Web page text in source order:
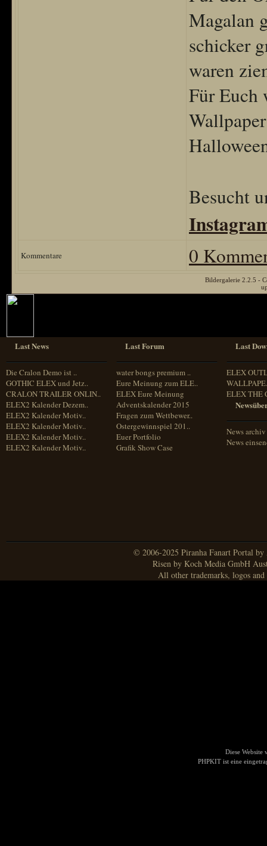
Magalan
schicker
waren
Für Euch
Besucht
Kommentare 0
Bildergalerie 2.2.5 -
Last News
Die Cralon Demo ist ..
GOTHIC ELEX und Jetz..
CRALON TRAILER ONLIN..
ELEX2 Kalender Dezem..
ELEX2 Kalender Motiv..
ELEX2 Kalender Motiv..
ELEX2 Kalender Motiv..
ELEX2 Kalender Motiv..
Last Forum
water bongs premium ..
Eure Meinung zum ELE..
ELEX Eure Meinung
Adventskalender 2015
Fragen zum Wettbewer..
Ostergewinnspiel 201..
Euer Portfolio
Grafik Show Case
Last
ELEX
ELEX THE
News archiv
News
© 2006-2025 Piranha Fanart Portal
Risen by Koch Media GmbH
All other trademarks, logos
Diese Website
PHPKIT ist eine